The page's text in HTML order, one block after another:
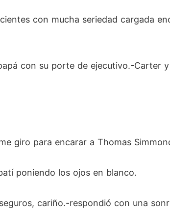
con mucha seriedad cargada
con su porte de ejecutivo.-Carter
giro para encarar a Thomas
poniendo los ojos en blanco.
cariño.-respondió con una